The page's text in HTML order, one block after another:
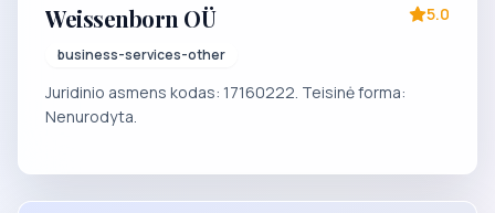
Weissenborn OÜ
business-services-other
5.0
Juridinio asmens kodas: 17160222. Teisinė forma:
Nenurodyta.